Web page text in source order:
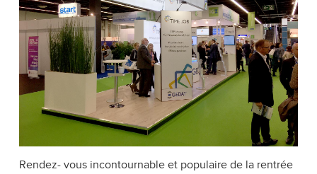
Rendez- vous incontournable et populaire de la rentrée